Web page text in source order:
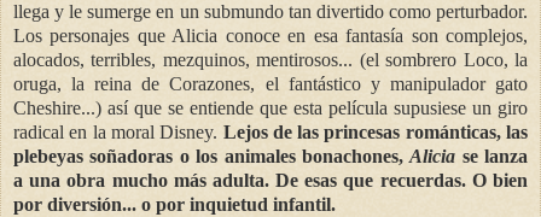
llega y le sumerge en un submundo tan divertido como perturbador.
Los personajes que Alicia conoce en esa fantasía son complejos,
alocados, terribles, mezquinos, mentirosos... (el sombrero Loco, la
oruga, la reina de Corazones, el fantástico y manipulador gato
Cheshire...) así que se entiende que esta película supusiese un giro
radical en la moral Disney. Lejos de las princesas románticas, las
plebeyas soñadoras o los animales bonachones,Alicia se lanza
a una obra mucho más adulta. De esas que recuerdas. O bien
por diversión... o por inquietud infantil.